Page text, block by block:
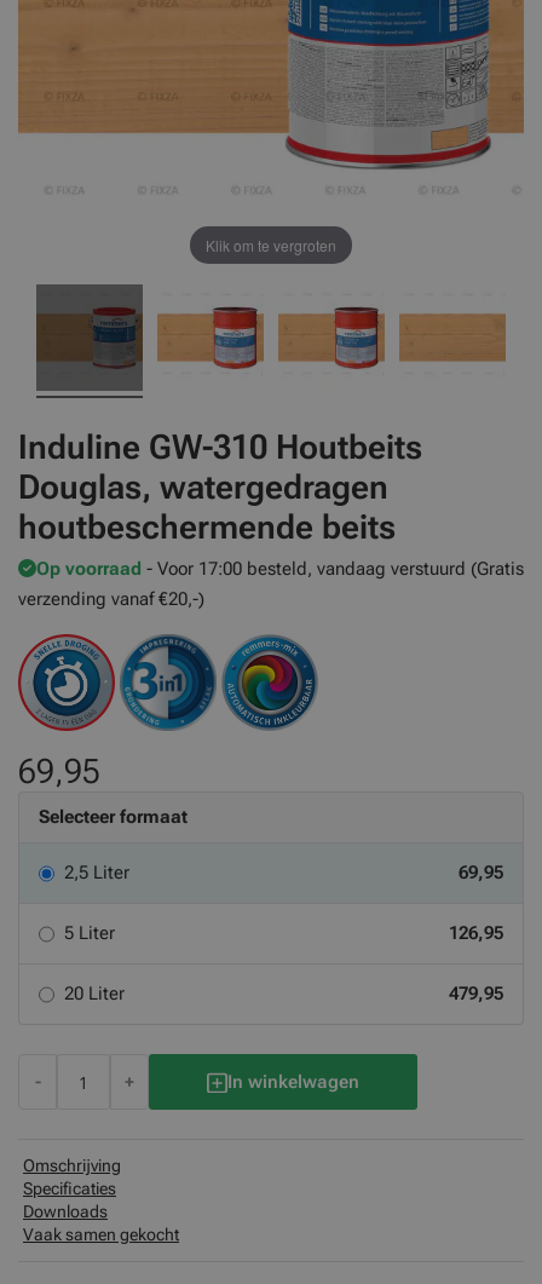
Induline GW-310 Houtbeits
Douglas, watergedragen
houtbeschermende beits
Op voorraad - Voor 17:00 besteld, vandaag verstuurd (Gratis
verzending vanaf €20,-)
69,95
Selecteer formaat
2,5 Liter 69,95
5 Liter 126,95
20 Liter 479,95
- + In winkelwagen
Klik om te vergroten
Omschrijving
Specificaties
Downloads
Vaak samen gekocht